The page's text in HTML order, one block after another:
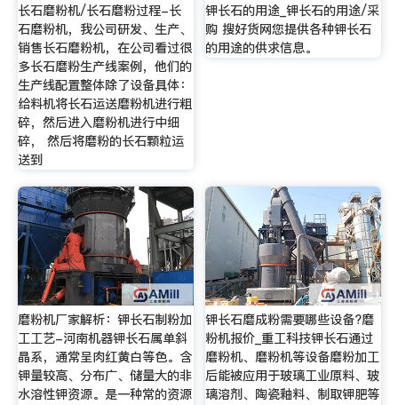
长石磨粉机/长石磨粉过程-长
石磨粉机，我公司研发、生产、
销售长石磨粉机，在公司看过很
多长石磨粉生产线案例，他们的
生产线配置整体除了设备具体：
给料机将长石运送磨粉机进行粗
碎，然后进入磨粉机进行中细
碎， 然后将磨粉的长石颗粒运
送到
钾长石的用途_钾长石的用途/采
购 搜好货网您提供各种钾长石
的用途的供求信息。
磨粉机厂家解析：钾长石制粉加
工工艺-河南机器钾长石属单斜
晶系，通常呈肉红黄白等色。含
钾量较高、分布广、储量大的非
水溶性钾资源。是一种常的资源
钾长石磨成粉需要哪些设备?磨
粉机报价_重工科技钾长石通过
磨粉机、磨粉机等设备磨粉加工
后能被应用于玻璃工业原料、玻
璃溶剂、陶瓷釉料、制取钾肥等